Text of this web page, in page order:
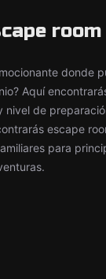
donde
Aquí
de
escape
para